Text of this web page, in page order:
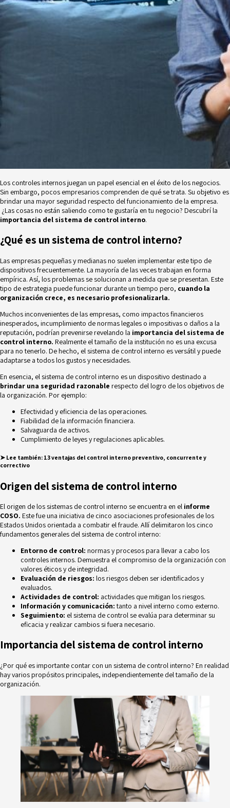
Los controles internos juegan un papel esencial en el éxito de los negocios.
Sin embargo, pocos empresarios comprenden de qué se trata. Su objetivo es
brindar una mayor seguridad respecto del funcionamiento de la empresa.
¿Las cosas no están saliendo como te gustaría en tu negocio? Descubrí la
importancia del sistema de control interno.
¿Qué es un sistema de control interno?
Las empresas pequeñas y medianas no suelen implementar este tipo de
dispositivos frecuentemente. La mayoría de las veces trabajan en forma
empírica. Así, los problemas se solucionan a medida que se presentan. Este
tipo de estrategia puede funcionar durante un tiempo pero, cuando la
organización crece, es necesario profesionalizarla.
Muchos inconvenientes de las empresas, como impactos financieros
inesperados, incumplimiento de normas legales o impositivas o daños a la
reputación, podrían prevenirse revelando la importancia del sistema de
control interno. Realmente el tamaño de la institución no es una excusa
para no tenerlo. De hecho, elsistema de control interno es versátil y puede
adaptarse a todos los gustos y necesidades.
En esencia, el sistema de control interno es un dispositivo destinado a
brindar una seguridad razonable respecto del logro de los objetivos de
la organización. Por ejemplo:
Efectividad y eficiencia de las operaciones.
Fiabilidad de la información financiera.
Salvaguarda de activos.
Cumplimiento de leyes y regulaciones aplicables.
➤ Lee también: 13 ventajas del control interno preventivo, concurrente y
correctivo
Origen del sistema de control interno
El origen de los sistemas de control interno se encuentra en el informe
COSO. Este fue una iniciativa de cinco asociaciones profesionales de los
Estados Unidos orientada a combatir el fraude. Allí delimitaron los cinco
fundamentos generales del sistema de control interno:
Entorno de control: normas y procesos para llevar a cabo los
controles internos. Demuestra el compromiso de la organización con
valores éticos y de integridad.
Evaluación de riesgos: los riesgos deben ser identificados y
evaluados.
Actividades de control: actividades que mitigan los riesgos.
Información y comunicación:tanto a nivel interno como externo.
Seguimiento: el sistema de control se evalúa para determinar su
eficacia y realizar cambios si fuera necesario.
Importancia del sistema de control interno
¿Por qué es importante contar con un sistema de control interno? En realidad
hay varios propósitos principales, independientemente del tamaño de la
organización.